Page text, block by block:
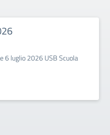
6 luglio 2026 USB Scuola